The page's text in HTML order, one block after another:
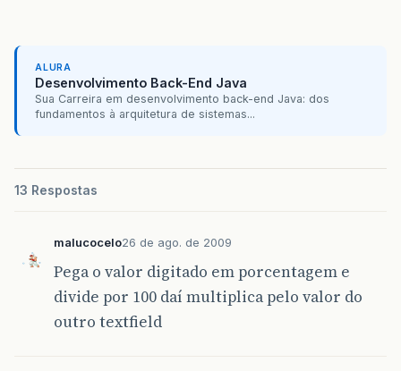
ALURA
Desenvolvimento Back-End Java
Sua Carreira em desenvolvimento back-end Java: dos
fundamentos à arquitetura de sistemas...
13 Respostas
malucocelo26 de ago. de 2009
Pega o valor digitado em porcentagem e
divide por 100 daí multiplica pelo valor do
outro textfield